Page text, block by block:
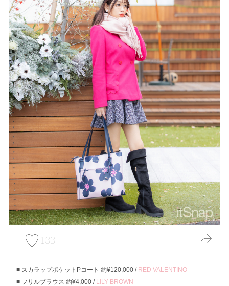
133
スカラップポケットPコート 約¥120,000 / RED VALENTINO
フリルブラウス 約¥4,000 / LILY BROWN